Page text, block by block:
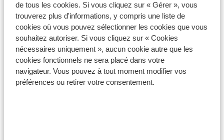
de tous les cookies. Si vous cliquez sur « Gérer », vous
trouverez plus d'informations, y compris une liste de
cookies où vous pouvez sélectionner les cookies que vous
souhaitez autoriser. Si vous cliquez sur « Cookies
nécessaires uniquement », aucun cookie autre que les
cookies fonctionnels ne sera placé dans votre
navigateur. Vous pouvez à tout moment modifier vos
préférences ou retirer votre consentement.
Alimentation :
La Turquie est réputée pour ses crêpes et kebabs.
Transports en commun :
La Turquie a un grand nombre de petites navettes
appelées Dolmus. Il est possible grâce à eux de se
déplacer à bas prix un peu partout.